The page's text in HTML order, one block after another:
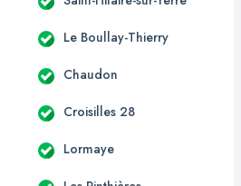
Le Boullay-Thierry
Chaudon
Croisilles 28
Lormaye